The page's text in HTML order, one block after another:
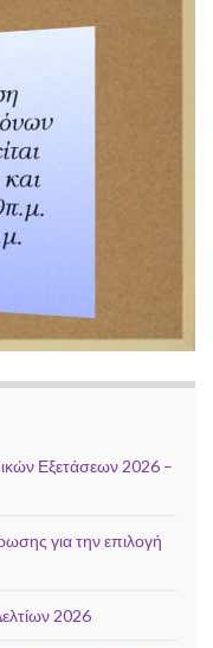
Εξετάσεων 2026 –
για την επιλογή
2026